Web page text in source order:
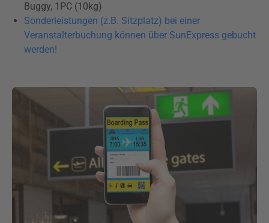
Buggy, 1PC (10kg)
Sonderleistungen (z.B. Sitzplatz) bei einer
Veranstalterbuchung können über SunExpress gebucht
werden!